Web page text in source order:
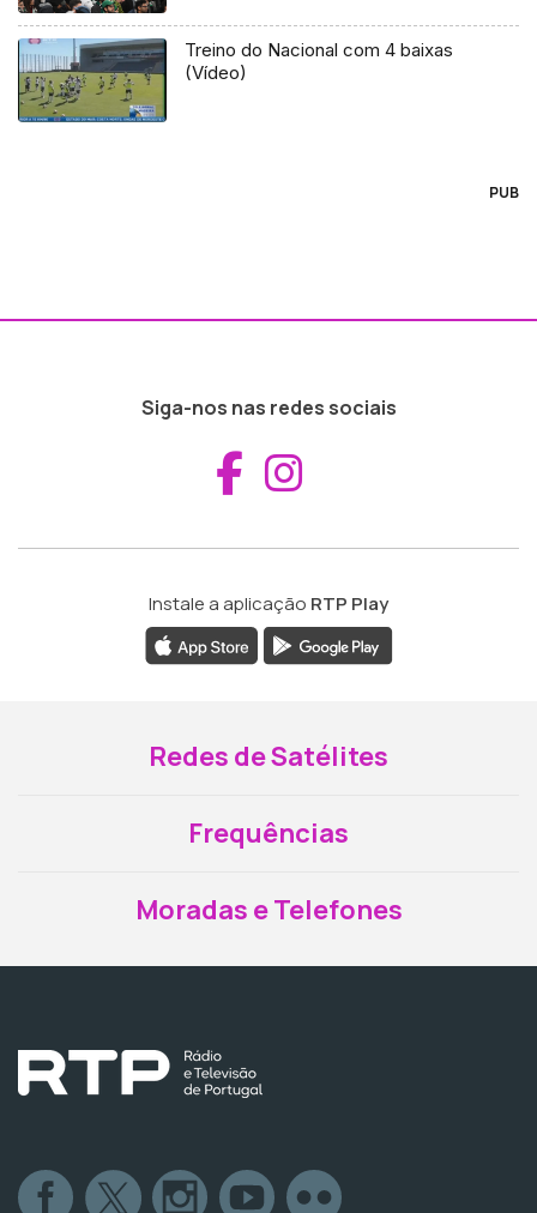
Treino do Nacional com 4 baixas
(Vídeo)
PUB
Siga-nos nas redes sociais
Aceder ao
Instale a aplicação RTP Play
Redes de Satélites
Frequências
Moradas e Telefones